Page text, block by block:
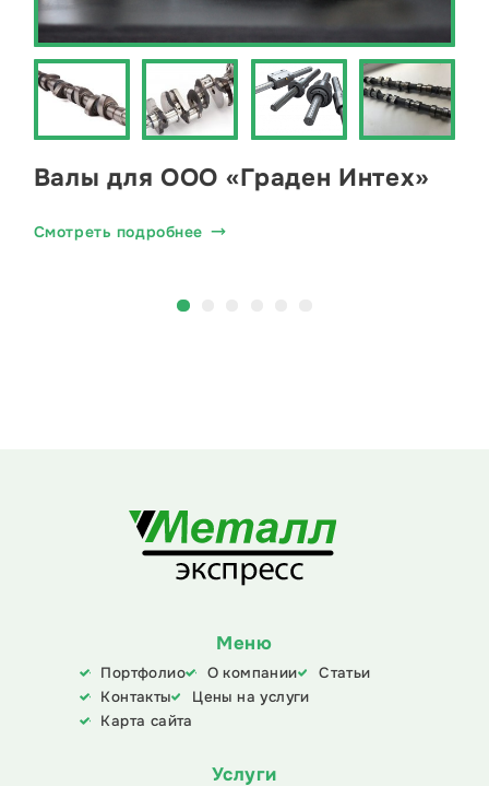
Валы для ООО «Граден Интех»
Смотреть подробнее
Меню
Портфолио О компании
Статьи
Контакты
Цены на услуги
Карта сайта
Услуги